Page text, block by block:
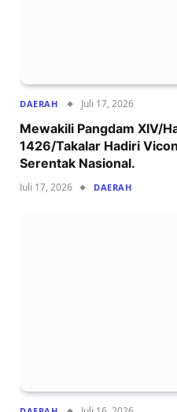
DAERAH Juli 17, 2026
Mewakili Pangdam XIV/
1426/Takalar Hadiri
Serentak Nasional.
Juli 17, 2026 DAERAH